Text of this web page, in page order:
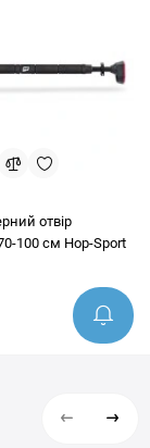
отвір
100 см Hop-Sport